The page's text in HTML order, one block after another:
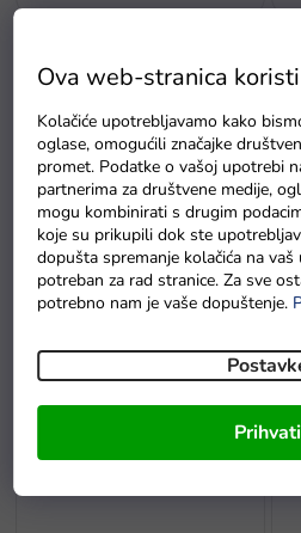
Ova web-stranica
Kolačiće upotrebljavamo kako
oglase, omogućili značajke
promet. Podatke o vašoj upotrebi
partnerima za društvene medije,
mogu kombinirati s drugim
koje su prikupili dok ste
dopušta spremanje kolačića na vaš
potreban za rad stranice. Za sve
potrebno nam je vaše dopuštenje.
Prihvati
Dječja interaktivna klavijatura
patkica
Na zalihi - dostava do
6 dana.
6